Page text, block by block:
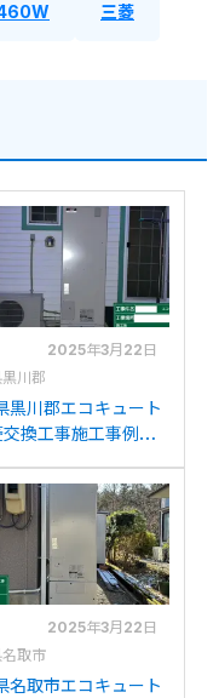
三菱
2025年3月22日
川郡
黒川郡エコキュート
換工事施工事例：
S466Uへの交換
2025年3月22日
取市
名取市エコキュート